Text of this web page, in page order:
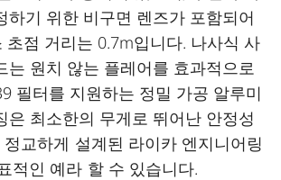
하기 위한 비구면 렌즈가 포함되어
초점 거리는 0.7m입니다. 나사식 사
는 원치 않는 플레어를 효과적으로
필터를 지원하는 정밀 가공 알루미
은 최소한의 무게로 뛰어난 안정성
교하게 설계된 라이카 엔지니어링
적인 예라 할 수 있습니다.